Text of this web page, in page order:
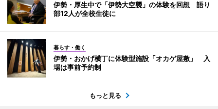
伊勢・厚生中で「伊勢大空襲」の体験を回想 語り
部12人が全校生徒に
暮らす・働く
伊勢・おかげ横丁に体験型施設「オカゲ屋敷」 入
場は事前予約制
もっと見る